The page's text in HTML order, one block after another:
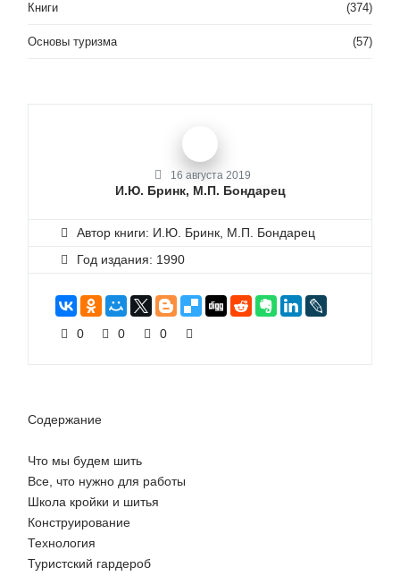
Книги (374)
Основы туризма (57)
16 августа 2019
И.Ю. Бринк, М.П. Бондарец
Автор книги: И.Ю. Бринк, М.П. Бондарец
Год издания: 1990
0 0 0
Содержание
Что мы будем шить
Все, что нужно для работы
Школа кройки и шитья
Конструирование
Технология
Туристский гардероб